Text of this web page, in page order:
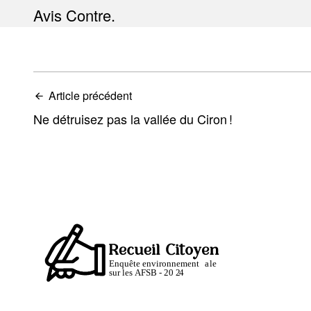
Avis Contre.
Article précédent
Ne détruisez pas la vallée du Ciron !